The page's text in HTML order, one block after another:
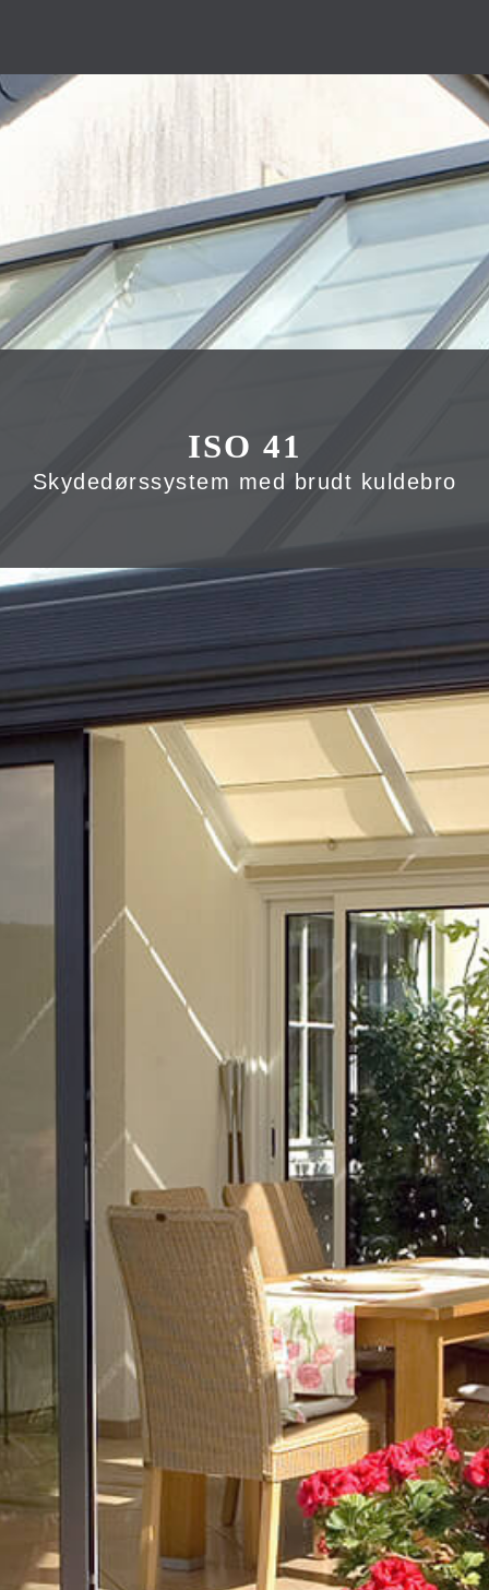
ISO 41
Skydedørssystem med brudt kuldebro
Skydedørssystemet ISO 41 minder om Ideal
38, men har en brudt kuldebro samt et
stærkere glas, der resulterer i en bedre
isolering.
Til halvisolerede udestuer i glas
Et brugervenligt og robust skydedørssystem til døre/låger,
der er særligt velegnet til større sektioner. Takket være
aluminiumsprofilerne med en brudt kuldebro og stærkt glas
er ISO 41 det ideelle valg til halvisolerede udestuer.
Alle døre kan åbnes, og det er muligt at vælge forskellige
farver indvendigt og udvendigt, mens hjulene på dørene
gør, at de stille og roligt kan flyttes til den ønskede position.
Tekniske specifikationer
Anvendelse
Produkttype
Glastykkelse
Hældning
Dørbredde
Dørhøjde
Dørtykkelse
Dørvægt
Forår, sommer og efterår
Skydedørssystem
18 – 25 mm
2,0 m
2,6 m
41 mm
100 kg